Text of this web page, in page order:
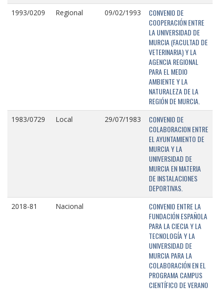
1993/0209 Regional 09/02/1993
CONVENIO DE
COOPERACIÓN ENTRE
LA UNIVERSIDAD DE
MURCIA (FACULTAD DE
VETERINARIA) Y LA
AGENCIA REGIONAL
PARA EL MEDIO
AMBIENTE Y LA
NATURALEZA DE LA
REGIÓN DE MURCIA.
1983/0729 Local 29/07/1983
CONVENIO DE
COLABORACION ENTRE
EL AYUNTAMIENTO DE
MURCIA Y LA
UNIVERSIDAD DE
MURCIA EN MATERIA
DE INSTALACIONES
DEPORTIVAS.
2018-81 Nacional
CONVENIO ENTRE LA
FUNDACIÓN ESPAÑOLA
PARA LA CIECIA Y LA
TECNOLOGÍA Y LA
UNIVERSIDAD DE
MURCIA PARA LA
COLABORACIÓN EN EL
PROGRAMA CAMPUS
CIENTÍFICO DE VERANO